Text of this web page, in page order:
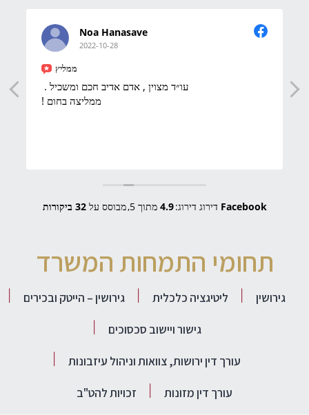
Noa Hanasave
2022-10-28
ממליץ
עו״ד מצוין , אדם אדיב חכם ומשכיל .
ממליצה בחום !
Facebook דירוג דירוג:4.9 מתוך 5, מבוסס על32 ביקורות
תחומי התמחות המשרד
גירושין ליטיגציה כלכלית
גירושין – הייטק ובכירים
גישור ויישוב סכסוכים
עורך דין ירושות, צוואות וניהול עיזבונות
עורך דין מזונות
זכויות להט"ב